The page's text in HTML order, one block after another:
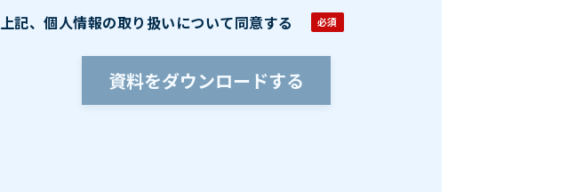
上記、個人情報の取り扱いについて同意する